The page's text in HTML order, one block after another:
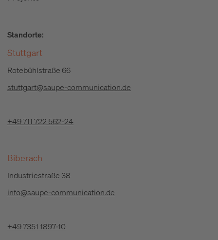
Standorte:
Stuttgart
Rotebühlstraße 66
stuttgart@saupe-communication.de
+49 711 722 562-24
Biberach
Industriestraße 38
info@saupe-communication.de
+49 7351 1897-10